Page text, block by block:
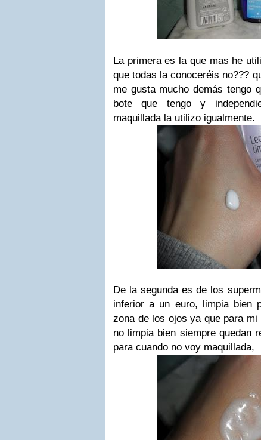
La primera es la que mas he
que todas la conoceréis no???
me gusta mucho demás tengo
bote que tengo y
maquillada la utilizo igualmente.
De la segunda es de los
inferior a un euro, limpia bien
zona de los ojos ya que para
no limpia bien siempre quedan
para cuando no voy maquillada,